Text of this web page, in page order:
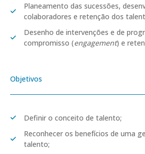
Planeamento das sucessões,
colaboradores e retenção dos
Desenho de intervenções e de
compromisso (engagement) e
Objetivos
Definir o conceito de talento;
Reconhecer os benefícios de uma
talento;